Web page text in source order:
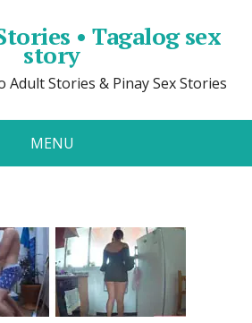
• Tagalog sex
story
Adult Stories & Pinay Sex Stories
MENU